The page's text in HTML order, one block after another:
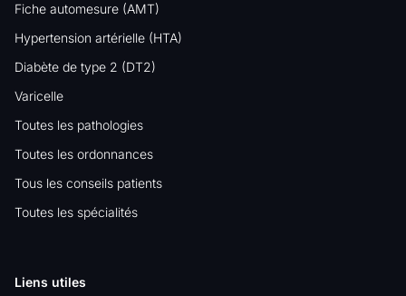
Fiche automesure (AMT)
Hypertension artérielle (HTA)
Diabète de type 2 (DT2)
Varicelle
Toutes les pathologies
Toutes les ordonnances
Tous les conseils patients
Toutes les spécialités
Liens utiles